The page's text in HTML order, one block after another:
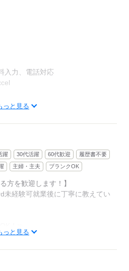
入力、電話対応
リット】
みたい」
スキルアップしたい」
す。
術者の方は
募する
っと見る
躍 30代活躍 60代歓迎
履歴書不要
主婦・主夫 ブランクOK
方を歓迎します！】
未経験可就業後に丁寧に教えてい
いた方は
っと見る